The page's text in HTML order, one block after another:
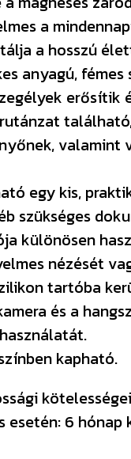
a
a hosszú
anyagú,
erősítik
valamint
egy kis,
szükséges
különösen
nézését
tartóba
és a
kapható.
esetén: 6 hónap